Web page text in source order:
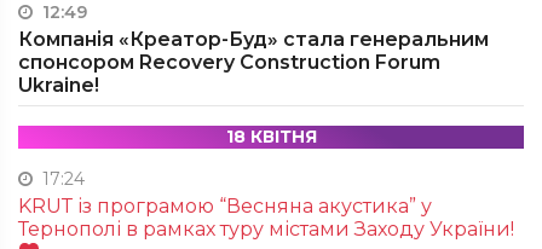
12:49
Компанія «Креатор-Буд» стала генеральним
спонсором Recovery Construction Forum
Ukraine!
18 КВІТНЯ
17:24
KRUТ із програмою “Весняна акустика” у
Тернополі в рамках туру містами Заходу України!